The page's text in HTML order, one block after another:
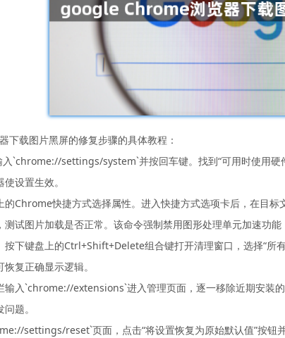
载图片黑屏的修复步骤的具体教程：
`chrome://settings/system`并按回车键。找到“可用时使用硬
设置生效。
的Chrome快捷方式选择属性。进入快捷方式选项卡后，在
试图片加载是否正常。该命令强制禁用图形处理单元加速功能
下键盘上的Ctrl+Shift+Delete组合键打开清理窗口，选择“所
复正确显示逻辑。
入`chrome://extensions`进入管理页面，逐一移除近期安装
题。
settings/reset`页面，点击“将设置恢复为原始默认值”按钮